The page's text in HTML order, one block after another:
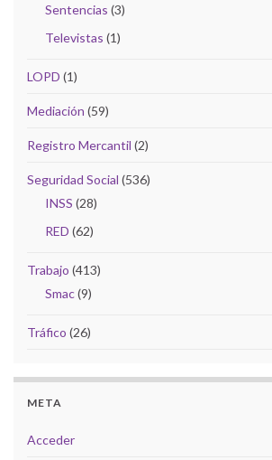
Sentencias (3)
Televistas (1)
LOPD (1)
Mediación (59)
Registro Mercantil (2)
Seguridad Social (536)
INSS (28)
RED (62)
Trabajo (413)
Smac(9)
Tráfico (26)
META
Acceder